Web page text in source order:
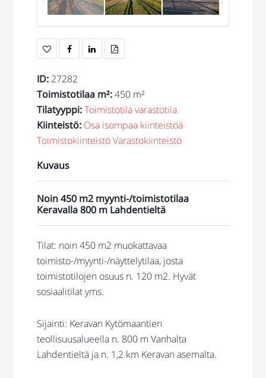
ID: 27282
Toimistotilaa m²:450 m²
Tilatyyppi:Toimistotilavarastotila
Kiinteistö: Osa isompaa kiinteistöä
ToimistokiinteistöVarastokiinteistö
Kuvaus
Noin 450 m2 myynti-/toimistotilaa
Keravalla 800 m Lahdentieltä
Tilat: noin 450 m2 muokattavaa
toimisto-/myynti-/näyttelytilaa, josta
toimistotilojen osuus n. 120 m2. Hyvät
sosiaalitilat yms.
Sijainti: Keravan Kytömaantien
teollisuusalueella n. 800 m Vanhalta
Lahdentieltä ja n. 1,2 km Keravan asemalta.